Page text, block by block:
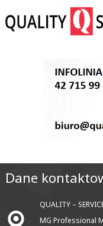
Dane
QUALITY –
MG Professional